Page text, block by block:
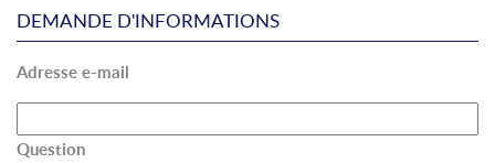
DEMANDE D'INFORMATIONS
Adresse e-mail
Question